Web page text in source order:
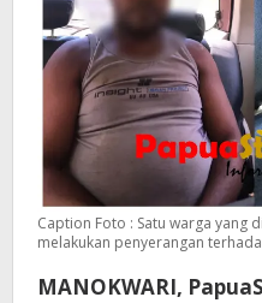
Caption Foto : Satu warga yang
melakukan penyerangan
MANOKWARI,